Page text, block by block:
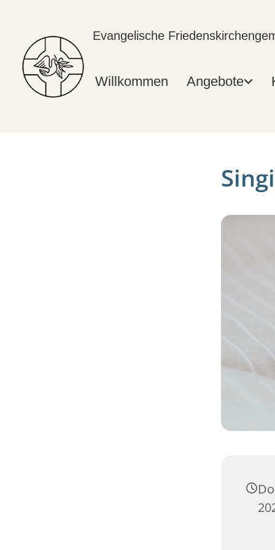
Evangelische
Willkommen Angebote